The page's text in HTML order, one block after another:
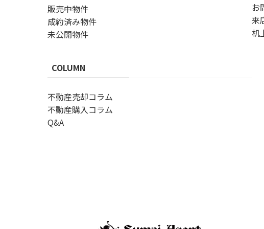
販売中物件
成約済み物件
未公開物件
COLUMN
不動産売却コラム
不動産購入コラム
Q&A
お
来
机